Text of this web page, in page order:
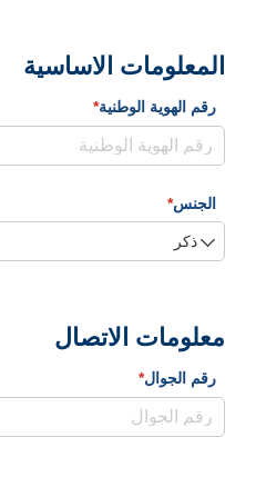
المعلومات الاساسية
رقم الهوية الوطنية*
(required)
الجنس*
(required)
معلومات الاتصال
رقم الجوال*
(required)